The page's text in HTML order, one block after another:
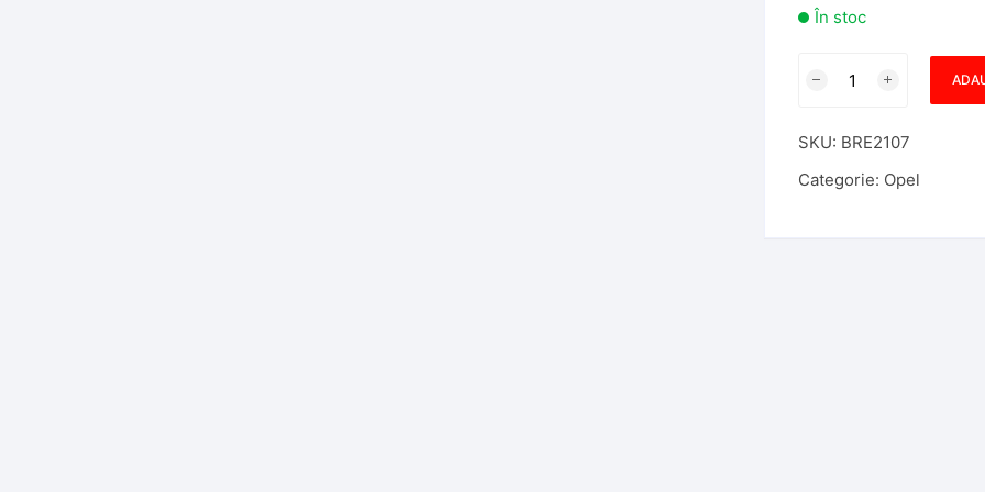
În stoc
Locas
Cip
SKU: BRE2107
Categorie: Opel